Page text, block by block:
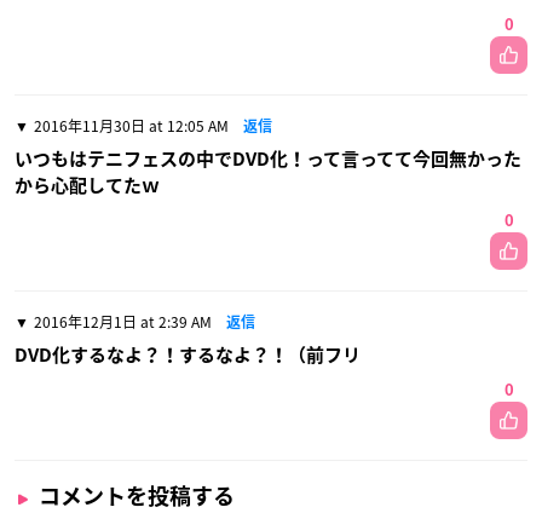
0
2016年11月30日 at 12:05 AM 返信
いつもはテニフェスの中でDVD化！って言ってて今回無かった
から心配してたｗ
0
2016年12月1日 at 2:39 AM 返信
DVD化するなよ？！するなよ？！（前フリ
0
コメントを投稿する